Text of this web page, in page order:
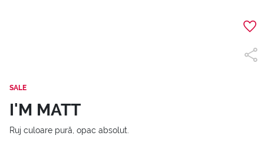
SALE
I'M MATT
Ruj culoare pură, opac absolut.